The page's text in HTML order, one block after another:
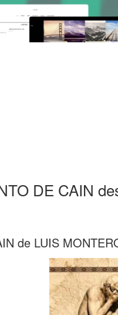
DE CAIN
de LUIS